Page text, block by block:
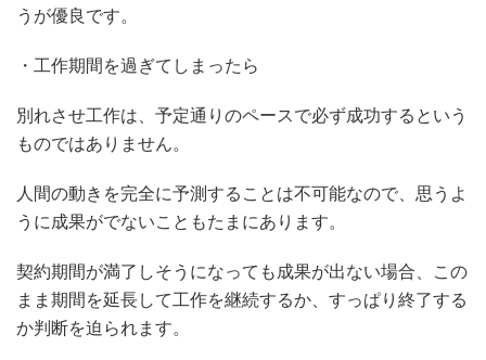
うが優良です。
・工作期間を過ぎてしまったら
別れさせ工作は、予定通りのペースで必ず成功するという
ものではありません。
人間の動きを完全に予測することは不可能なので、思うよ
うに成果がでないこともたまにあります。
契約期間が満了しそうになっても成果が出ない場合、この
まま期間を延長して工作を継続するか、すっぱり終了する
か判断を迫られます。